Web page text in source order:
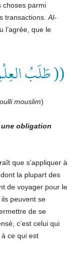
choses parmi
transactions. Al-
l’agrée, que le
(( طَلَبُ
mouslim)
obligation
que s’appliquer à
la plupart des
de voyager pour le
peuvent se
de se
c’est celui qui
ce qui est